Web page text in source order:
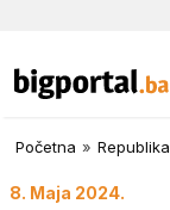
Početna »
8. Maja 2024.